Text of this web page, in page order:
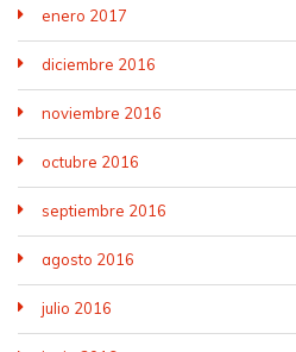
enero 2017
diciembre 2016
noviembre 2016
octubre 2016
septiembre 2016
agosto 2016
julio 2016